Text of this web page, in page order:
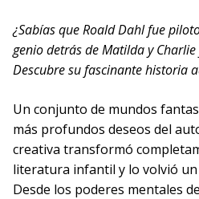
¿Sabías que Roald Dahl fue
genio detrás de Matilda y
Descubre su fascinante historia
Un conjunto de mundos
más profundos deseos del
creativa transformó
literatura infantil y lo volvió un
Desde los poderes mentales